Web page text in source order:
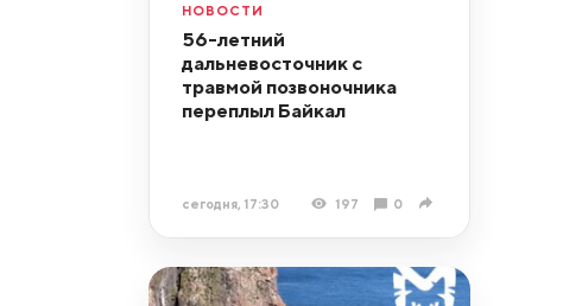
НОВОСТИ
56-летний
дальневосточник с
травмой позвоночника
переплыл Байкал
сегодня, 17:30 197 0